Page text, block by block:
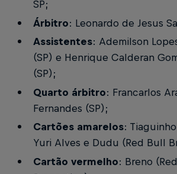
SP;
Árbitro: Leonardo de Jesus
Assistentes: Ademilson
(SP) e Henrique Calderan
(SP);
Quarto árbitro: Francarlos
Fernandes (SP);
Cartões amarelos:
Yuri Alves e Dudu (Red Bull
Cartão vermelho: Breno